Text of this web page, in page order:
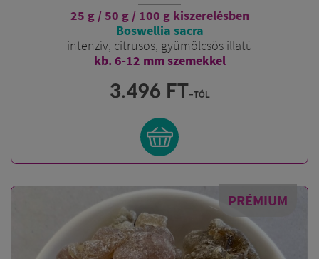
25 g / 50 g / 100 g kiszerelésben
Boswellia sacra
intenzív, citrusos, gyümölcsös illatú
kb. 6-12 mm szemekkel
3.496 FT-tól
PRÉMIUM